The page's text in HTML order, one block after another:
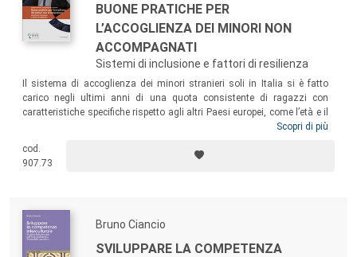
BUONE PRATICHE PER
L’ACCOGLIENZA DEI MINORI NON
ACCOMPAGNATI
Sistemi di inclusione e fattori di resilienza
Il sistema di accoglienza dei minori stranieri soli in Italia si è fatto
carico negli ultimi anni di una quota consistente di ragazzi con
caratteristiche specifiche rispetto agli altri Paesi europei, come l’età e il
tempo di permanenza nel sistema stesso. Il volume intende
emergenziale, siano stati attivati nel Nord come nel Sud Italia servizi,
iniziative, progetti che possono essere qualificati come buone pratiche,
Scopri di più
cod.
907.73
Bruno Ciancio
SVILUPPARE LA COMPETENZA